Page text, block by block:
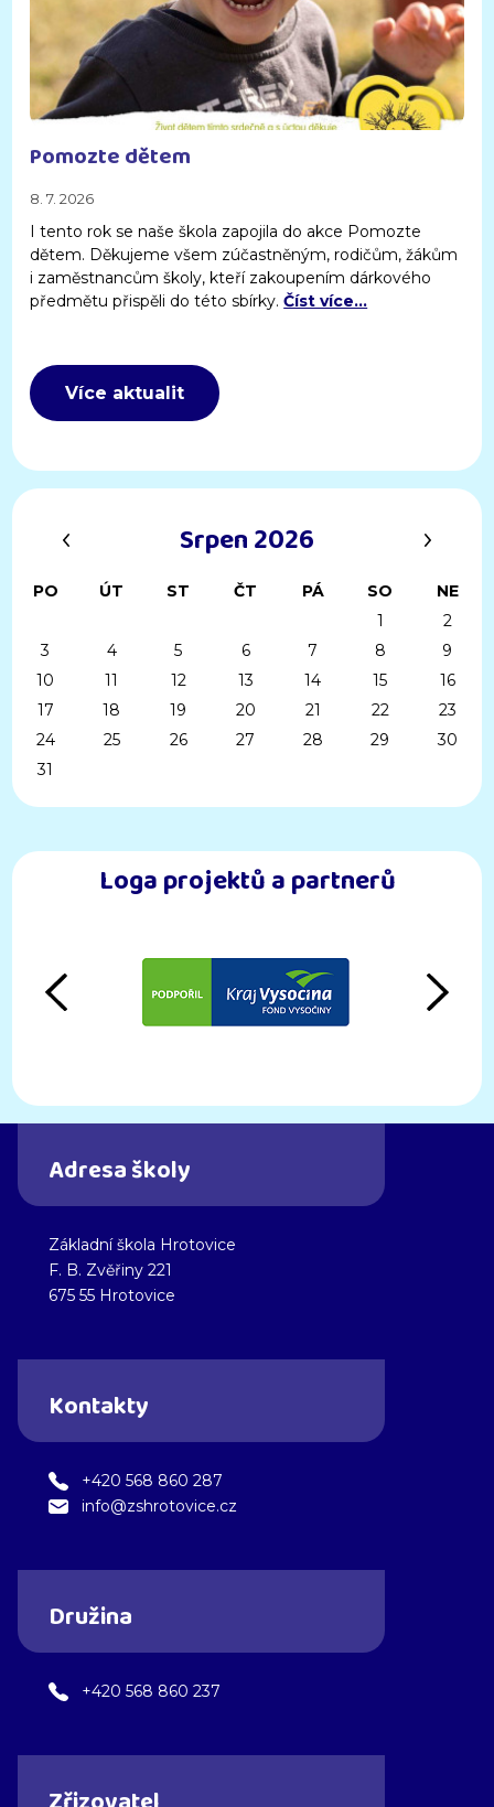
Pomozte dětem
8. 7. 2026
I tento rok se naše škola zapojila do akce Pomozte
dětem. Děkujeme všem zúčastněným, rodičům, žákům
i zaměstnancům školy, kteří zakoupením dárkového
předmětu přispěli do této sbírky.Číst více…
Více aktualit
Srpen 2026
PO ÚT ST ČT PÁ SO
NE
1
2
3
4 5 6 7 8
9
10
11 12 13 14 15
16
17
18 19 20 21 22
23
24
25 26 27 28 29
30
31
Loga projektů a partnerů
Adresa školy
Základní škola Hrotovice
F. B. Zvěřiny 221
675 55 Hrotovice
Kontakty
+420 568 860 287
info@zshrotovice.cz
Družina
+420 568 860 237